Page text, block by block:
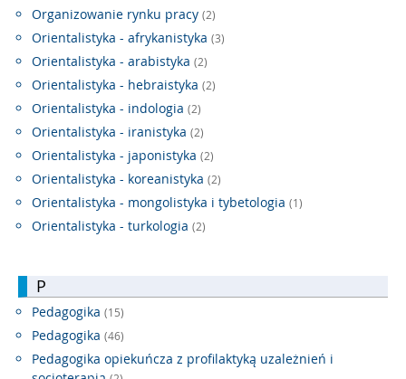
Organizowanie rynku pracy (2)
Orientalistyka - afrykanistyka (3)
Orientalistyka - arabistyka (2)
Orientalistyka - hebraistyka (2)
Orientalistyka - indologia (2)
Orientalistyka - iranistyka (2)
Orientalistyka - japonistyka (2)
Orientalistyka - koreanistyka (2)
Orientalistyka - mongolistyka i tybetologia (1)
Orientalistyka - turkologia (2)
P
Pedagogika (15)
Pedagogika (46)
Pedagogika opiekuńcza z profilaktyką uzależnień i